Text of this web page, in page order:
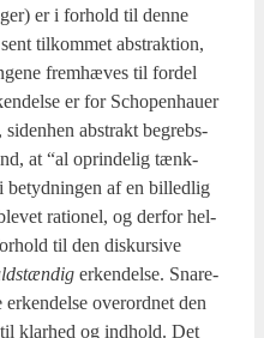
er i for­hold til den­ne
til­kom­met abstrak­tion,
frem­hæ­ves til for­del
er for Scho­pen­hau­er
abstrakt begrebs­
at “al oprin­de­lig tænk­
betyd­nin­gen af en bil­led­lig
ratio­nel, og der­for hel­
til den dis­kur­si­ve
erken­del­se. Sna­re­
over­ord­net den
klar­hed og ind­hold. Det